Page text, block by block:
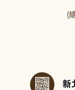
(
新